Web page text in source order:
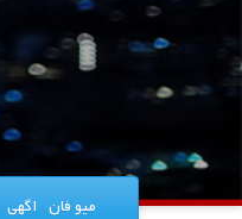
میو فان اگهی